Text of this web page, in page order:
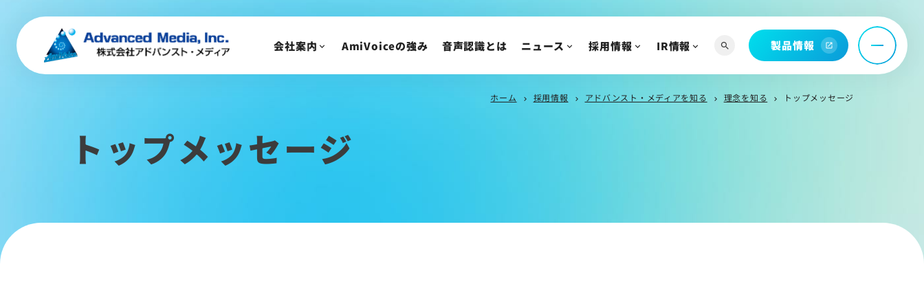
トップメッセージ
会社沿革
サステナビリティ
メディア掲載
イベント・セミナー
株主・投資家の皆様へ
IR資料/決算短信および関連資料
財務ハイライト
会社案内 AmiVoiceの強み 音声認識とは ニュース 採用情報 IR情報 search 製品情報 open_in_new
ホーム chevron_right 採用情報 chevron_right アドバンスト・メディアを知る chevron_right 理念を知る chevron_right トップメッセージ
トップメッセージ